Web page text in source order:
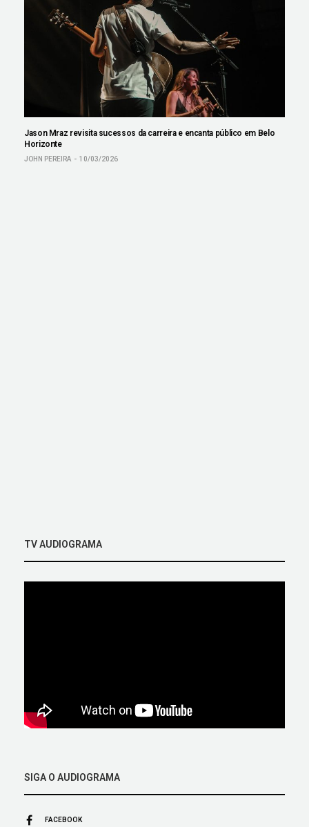
Jason Mraz revisita sucessos da carreira e encanta público em Belo
Horizonte
JOHN PEREIRA 10/03/2026
TV AUDIOGRAMA
SIGA O AUDIOGRAMA
FACEBOOK